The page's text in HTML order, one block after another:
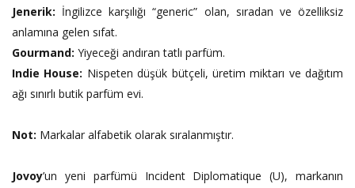
Jenerik: İngilizce karşılığı “generic” olan, sıradan ve özelliksiz
anlamına gelen sıfat.
Gourmand: Yiyeceği andıran tatlı parfüm.
Indie House: Nispeten düşük bütçeli, üretim miktarı ve dağıtım
ağı sınırlı butik parfüm evi.
Not: Markalar alfabetik olarak sıralanmıştır.
Jovoy’un yeni parfümü Incident Diplomatique (U), markanın